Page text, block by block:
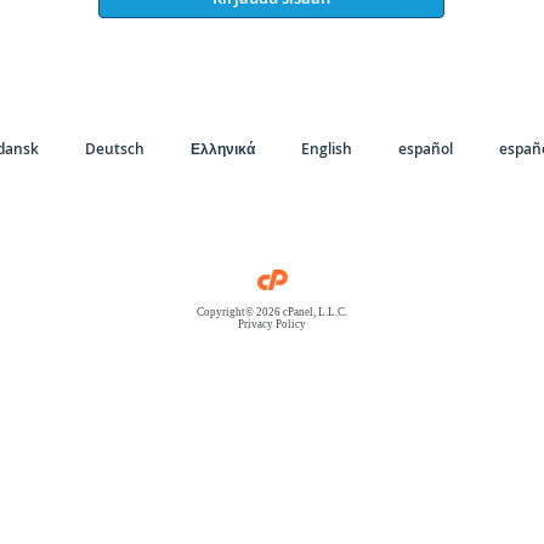
Deutsch Ελληνικά English español
Copyright© 2026 cPanel, L.L.C.
Privacy Policy